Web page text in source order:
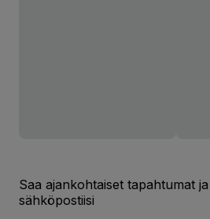
Saa ajankohtaiset tapahtumat
sähköpostiisi